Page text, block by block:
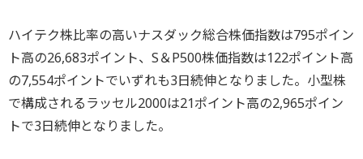
ハイテク株比率の高いナスダック総合株価指数は795ポイン
ト高の26,683ポイント、S＆P500株価指数は122ポイント高
の7,554ポイントでいずれも3日続伸となりました。小型株
で構成されるラッセル2000は21ポイント高の2,965ポイン
トで3日続伸となりました。